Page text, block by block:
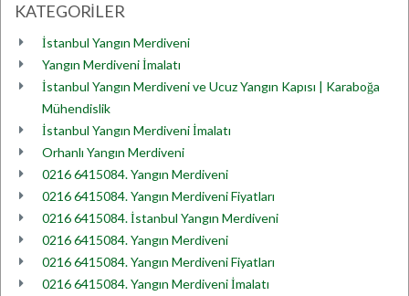
KATEGORİLER
İstanbul Yangın Merdiveni
Yangın Merdiveni İmalatı
İstanbul Yangın Merdiveni ve Ucuz Yangın Kapısı | Karaboğa
Mühendislik
İstanbul Yangın Merdiveni İmalatı
Orhanlı Yangın Merdiveni
0216 6415084. Yangın Merdiveni
0216 6415084. Yangın Merdiveni Fiyatları
0216 6415084. İstanbul Yangın Merdiveni
0216 6415084. Yangın Merdiveni
0216 6415084. Yangın Merdiveni Fiyatları
0216 6415084. Yangın Merdiveni İmalatı